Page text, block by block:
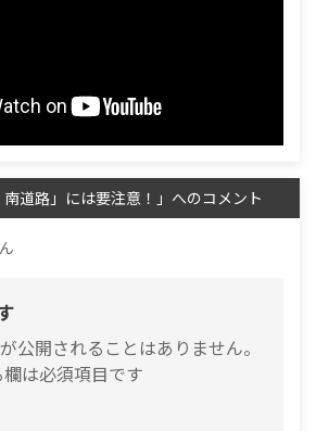
南道路」には要注意！」へのコメント
公開されることはありません。
は必須項目です